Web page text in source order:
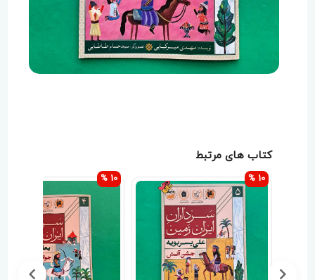
کتاب های مرتبط
10 %
10 %